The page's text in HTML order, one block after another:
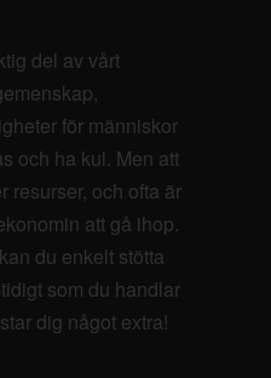
del av vårt
för människor
och ha kul. Men att
resurser, och ofta är
att gå ihop.
du enkelt stötta
som du handlar
dig något extra!